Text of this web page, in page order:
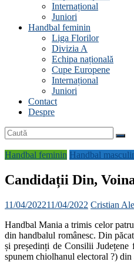
Internațional
Juniori
Handbal feminin
Liga Florilor
Divizia A
Echipa națională
Cupe Europene
Internațional
Juniori
Contact
Despre
Handbal feminin Handbal
Candidații Din,
11/04/202211/04/2022 Cristian
Handbal Mania a trimis celor
din handbalul românesc. Din
și președinți de Consilii
spunem chiolhanul electoral ?)